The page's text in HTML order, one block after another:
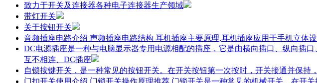
致力于开关及连接器各种电子连接器生产领域
带灯开关
关于按钮开关
音频插座电路介绍 声频插座电路结构 耳机插座主要原理,耳机插座应用于手机立体
DC电源插座是一种与电脑显示器专用电源相配的插座，它是由横向插口、纵向插
互不相连、DC插座
自锁按键开关，是一种常见的按钮开关。在开关按钮第一次按时，开关接通并保
门扣开关使用介绍 门锁开关操作原理推荐 门锁开关是一种常见的机械开关。在开